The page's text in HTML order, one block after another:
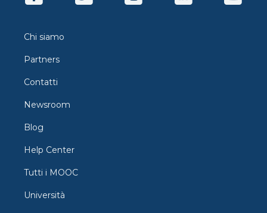
Chi siamo
Partners
Contatti
Newsroom
Blog
Help Center
Tutti i MOOC
Università